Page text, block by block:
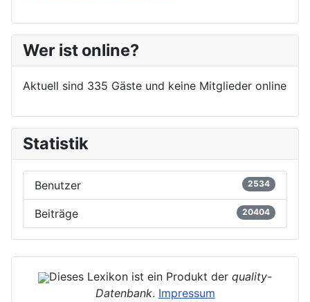
Wer ist online?
Aktuell sind 335 Gäste und keine Mitglieder online
Statistik
Benutzer 2534
Beiträge 20404
Dieses Lexikon ist ein Produkt der quality-
Datenbank. Impressum